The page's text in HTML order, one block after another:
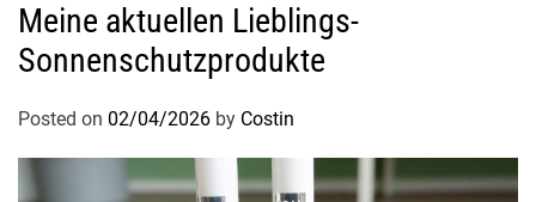
Meine aktuellen Lieblings-
Sonnenschutzprodukte
Posted on 02/04/2026 by Costin